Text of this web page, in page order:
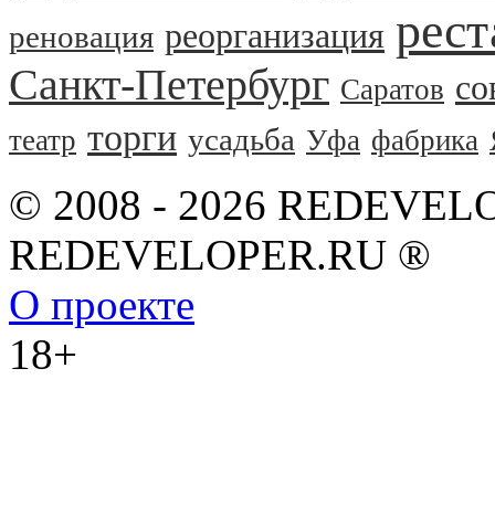
реновация реорганизация
Санкт-Петербург Саратов
театр торги усадьба Уфа фабрика
© 2008 - 2026
REDEVELOPER.RU ®
О проекте
18+